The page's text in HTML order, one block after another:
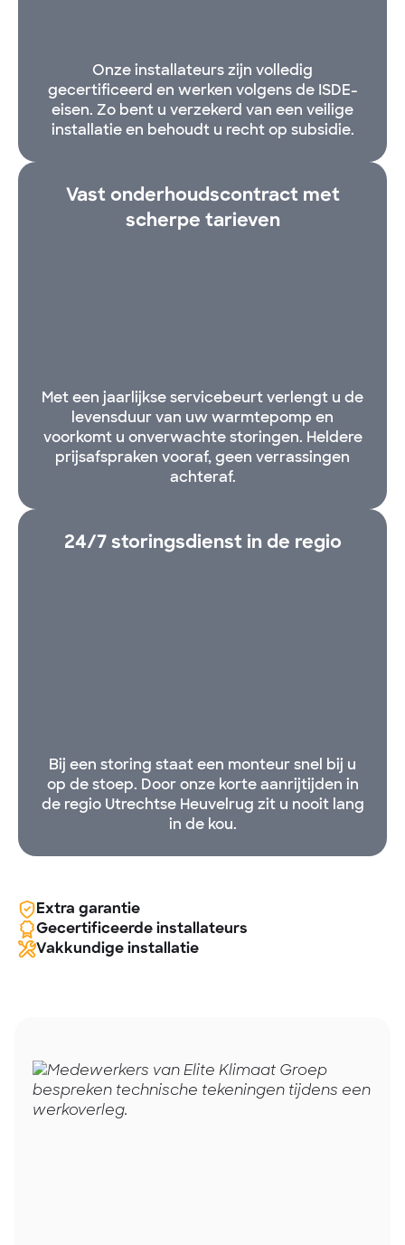
Onze installateurs zijn volledig
gecertificeerd en werken volgens de ISDE-
eisen. Zo bent u verzekerd van een veilige
installatie en behoudt u recht op subsidie.
Vast onderhoudscontract met
scherpe tarieven
Met een jaarlijkse servicebeurt verlengt u de
levensduur van uw warmtepomp en
voorkomt u onverwachte storingen. Heldere
prijsafspraken vooraf, geen verrassingen
achteraf.
24/7 storingsdienst in de regio
Bij een storing staat een monteur snel bij u
op de stoep. Door onze korte aanrijtijden in
de regio Utrechtse Heuvelrug zit u nooit lang
in de kou.
Extra garantie
Gecertificeerde installateurs
Vakkundige installatie